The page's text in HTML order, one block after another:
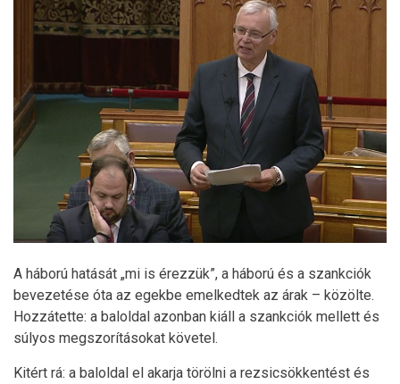
A háború hatását „mi is érezzük”, a háború és a szankciók
bevezetése óta az egekbe emelkedtek az árak – közölte.
Hozzátette: a baloldal azonban kiáll a szankciók mellett és
súlyos megszorításokat követel.
Kitért rá: a baloldal el akarja törölni a rezsicsökkentést és